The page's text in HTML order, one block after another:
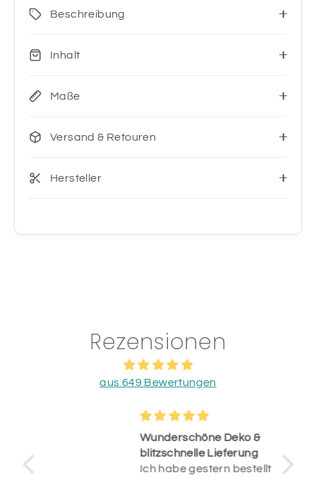
Beschreibung
Inhalt
Maße
Versand & Retouren
Hersteller
Rezensionen
aus 649 Bewertungen
Wunderschöne Deko &
blitzschnelle Lieferung
Ich habe gestern bestellt